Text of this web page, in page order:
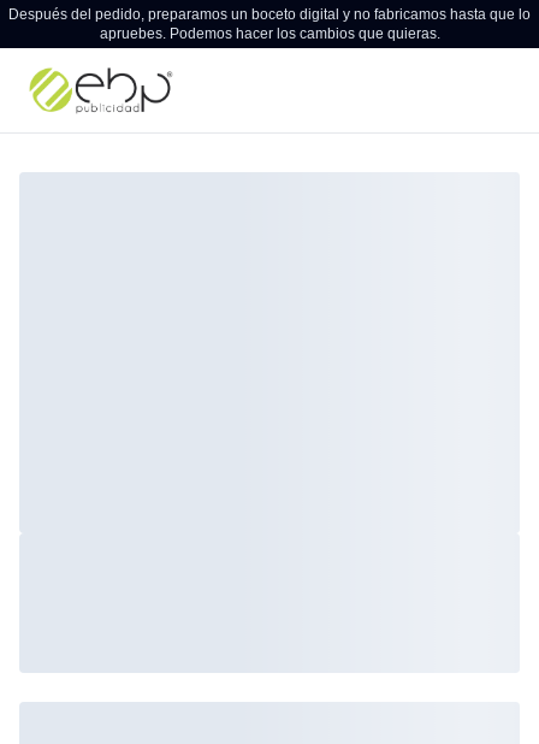
Después del pedido, preparamos un boceto digital y no fabricamos hasta que lo
apruebes. Podemos hacer los cambios que quieras.